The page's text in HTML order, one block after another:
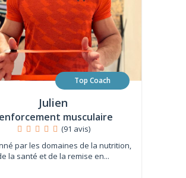
Top Coach
Julien
musculaire
(91 avis)
par les domaines de la nutrition,
la santé et de la remise en...